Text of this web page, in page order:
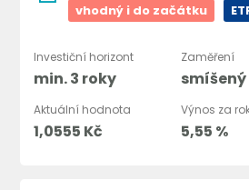
vhodný i do začátku
Investiční horizont
min. 3 roky
Zaměření
smíšený
Aktuální hodnota
1,0555 Kč
Výnos za
5,55 %